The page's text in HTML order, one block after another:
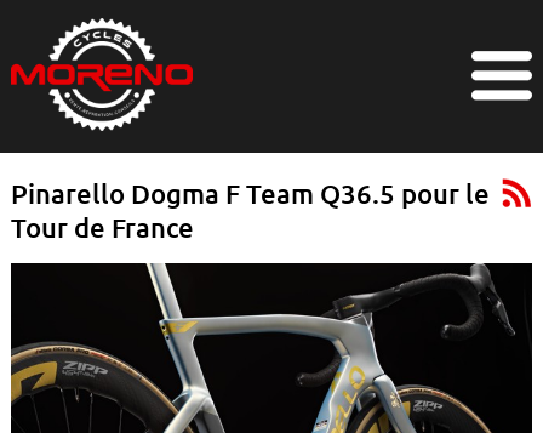
Pinarello Dogma F Team Q36.5 pour le
Tour de France